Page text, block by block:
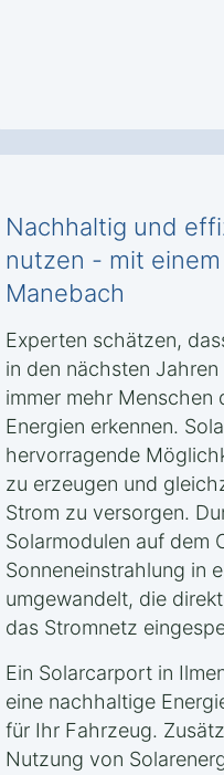
Nachhaltig und
nutzen - mit
Manebach
Experten schätzen,
in den nächsten
immer mehr Menschen
Energien erkennen.
hervorragende
zu erzeugen und
Strom zu versorgen.
Solarmodulen auf dem
Sonneneinstrahlung in
umgewandelt, die
das Stromnetz
Ein Solarcarport in
eine nachhaltige
für Ihr Fahrzeug.
Nutzung von